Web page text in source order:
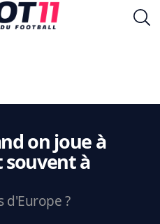
on joue à
souvent à
d'Europe ?